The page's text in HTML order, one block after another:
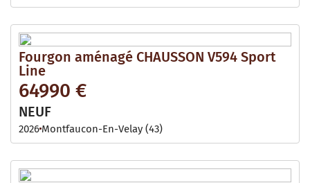
Fourgon aménagé CHAUSSON V594 Sport
Line
64990 €
NEUF
2026 Montfaucon-En-Velay (43)